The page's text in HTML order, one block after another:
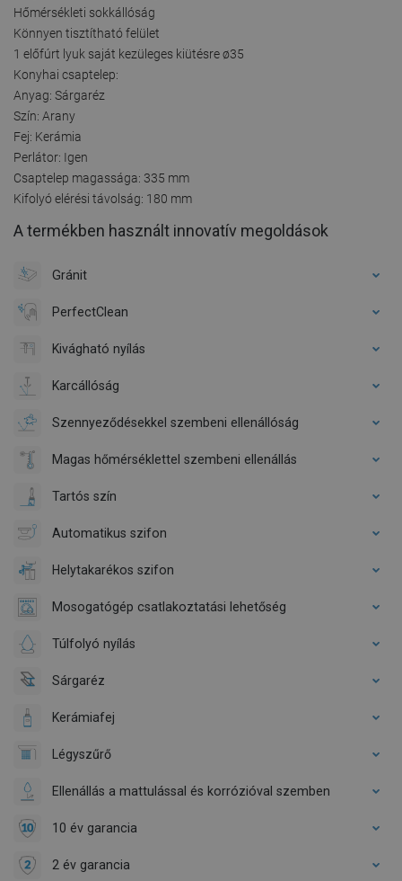
Hőmérsékleti sokkállóság
Könnyen tisztítható felület
1 előfúrt lyuk saját kezüleges kiütésre ø35
Konyhai csaptelep:
Anyag: Sárgaréz
Szín: Arany
Fej: Kerámia
Perlátor: Igen
Csaptelep magassága: 335 mm
Kifolyó elérési távolság: 180 mm
A termékben használt innovatív megoldások
Gránit
PerfectClean
Kivágható nyílás
Karcállóság
Szennyeződésekkel szembeni ellenállóság
Magas hőmérséklettel szembeni ellenállás
Tartós szín
Automatikus szifon
Helytakarékos szifon
Mosogatógép csatlakoztatási lehetőség
Túlfolyó nyílás
Sárgaréz
Kerámiafej
Légyszűrő
Ellenállás a mattulással és korrózióval szemben
10 év garancia
2 év garancia